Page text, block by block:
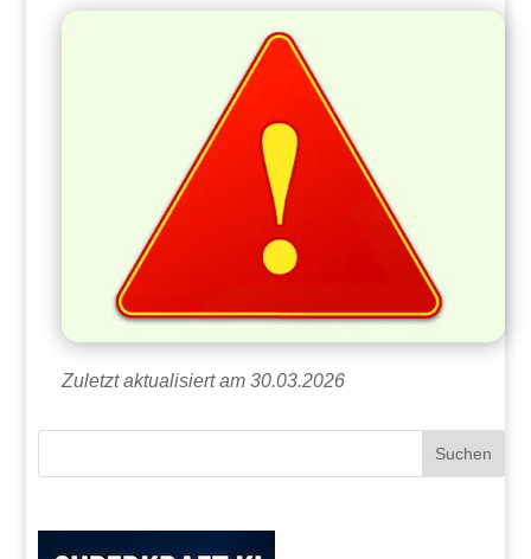
Zuletzt aktualisiert am 30.03.2026